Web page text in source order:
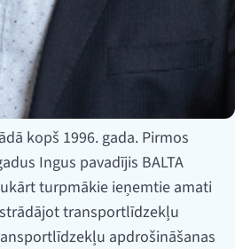
kopš 1996. gada. Pirmos
Ingus pavadījis BALTA
turpmākie ieņemtie amati
transportlīdzekļu
apdrošināšanas